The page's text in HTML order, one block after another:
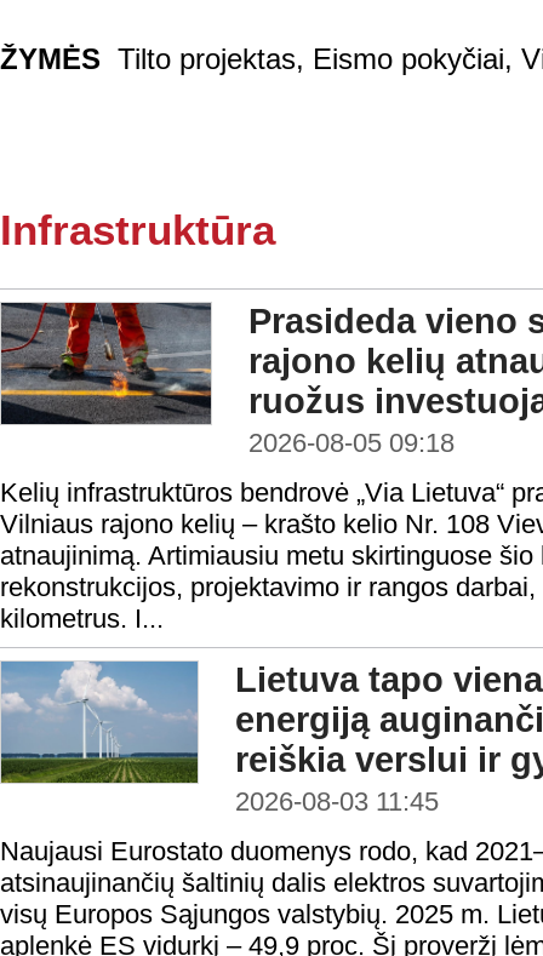
ŽYMĖS Tilto projektas, Eismo pokyčiai,
Infrastruktūra
Prasideda vieno
rajono kelių
ruožus
2026-08-05 09:18
Kelių infrastruktūros bendrovė „Via Lietuva“
Vilniaus rajono kelių – krašto kelio Nr. 108
atnaujinimą. Artimiausiu metu skirtinguose
rekonstrukcijos, projektavimo ir rangos
kilometrus. I...
Lietuva tapo
energiją
reiškia verslui ir
2026-08-03 11:45
Naujausi Eurostato duomenys rodo, kad
atsinaujinančių šaltinių dalis elektros
visų Europos Sąjungos valstybių. 2025 m.
aplenkė ES vidurkį – 49,9 proc. Šį proveržį